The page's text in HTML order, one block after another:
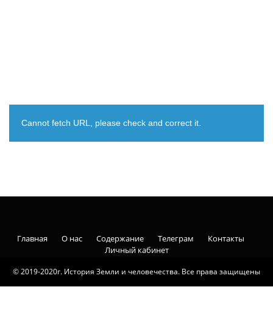
Cannot fetch URL, please check and correct it.
© 2019-2020г. История Земли и человечества. Все права защищены
Главная О нас Содержание Телеграм
Контакты
Личный кабинет